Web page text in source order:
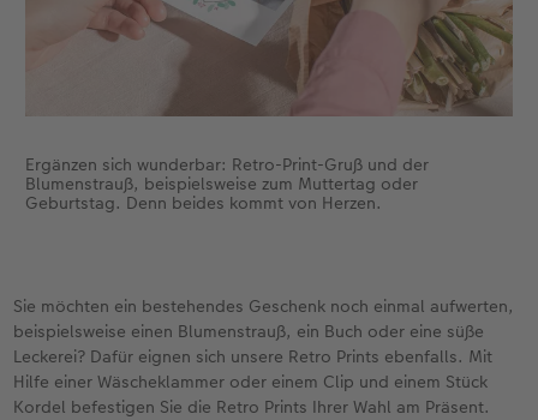
Ergänzen sich wunderbar: Retro-Print-Gruß und der
Blumenstrauß, beispielsweise zum Muttertag oder
Geburtstag. Denn beides kommt von Herzen.
Sie möchten ein bestehendes Geschenk noch einmal aufwerten,
beispielsweise einen Blumenstrauß, ein Buch oder eine süße
Leckerei? Dafür eignen sich unsere Retro Prints ebenfalls. Mit
Hilfe einer Wäscheklammer oder einem Clip und einem Stück
Kordel befestigen Sie die Retro Prints Ihrer Wahl am Präsent.